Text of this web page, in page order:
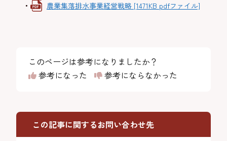
農業集落排水事業経営戦略 [1471KB pdfファイル]
このページは参考になりましたか？
参考になった
参考にならなかった
この記事に関するお問い合わせ先